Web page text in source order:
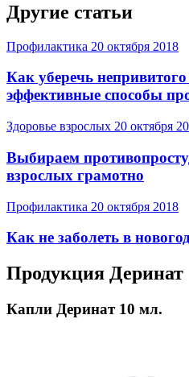
Другие статьи
Профилактика 20 октября 2018
Как уберечь
эффективные способы
Здоровье взрослых 20 октября
Выбираем
взрослых грамотно
Профилактика 20 октября 2018
Как не заболеть в
Продукция Деринат
Капли Деринат 10 мл.